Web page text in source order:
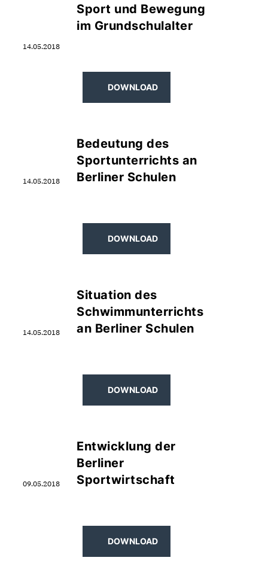
14.05.2018
Sport und Bewegung
im Grundschulalter
DOWNLOAD
14.05.2018
Bedeutung des
Sportunterrichts an
Berliner Schulen
DOWNLOAD
14.05.2018
Situation des
Schwimmunterrichts
an Berliner Schulen
DOWNLOAD
09.05.2018
Entwicklung der
Berliner
Sportwirtschaft
DOWNLOAD